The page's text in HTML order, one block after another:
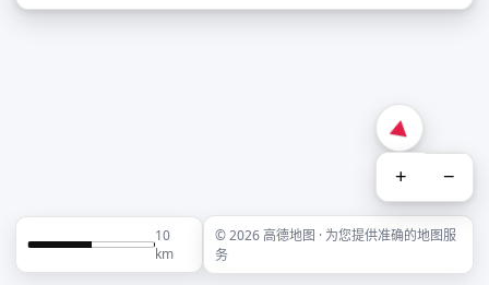
+ −
10
km
© 2026 高德地图 · 为您提供准确的地图服
务